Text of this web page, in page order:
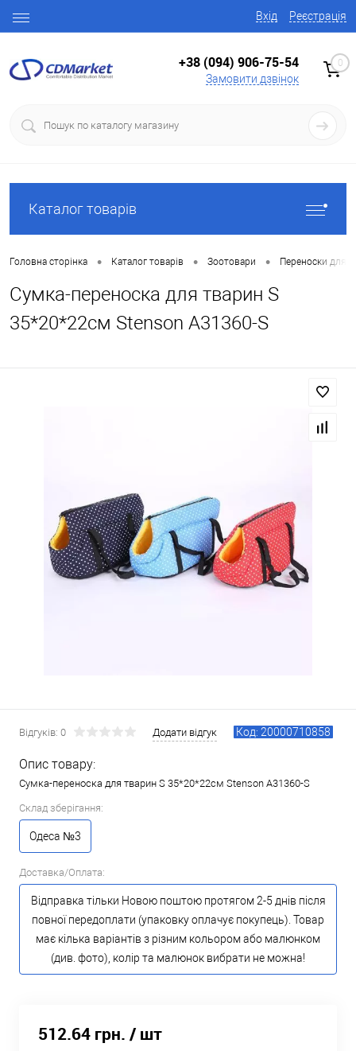
Вхід Реєстрація
+38 (094) 906-75-54
Замовити дзвінок
0
Каталог товарів
Головна сторінка • Каталог товарів • Зоотовари • Переноски для
Сумка-переноска для тварин S
35*20*22см Stenson A31360-S
Відгуків: 0 Додати відгук Код: 20000710858
Опис товару:
Сумка-переноска для тварин S 35*20*22см Stenson A31360-S
Склад зберігання:
Одеса №3
Доставка/Оплата:
Відправка тільки Новою поштою протягом 2-5 днів після
повної передоплати (упаковку оплачує покупець). Товар
має кілька варіантів з різним кольором або малюнком
(див. фото), колір та малюнок вибрати не можна!
512.64 грн. / шт